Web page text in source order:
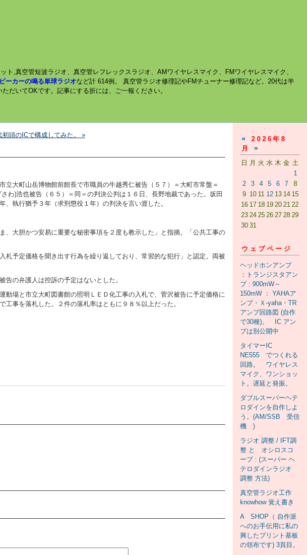
,真空管短波ラジオ、真空管レフレックスラジオ、AMワイヤレスマイク、FMワイヤレスマイク、
ーカーの鳴る単球ラジオなど計 614例。 真空管ラジオ修理記やFMチューナー修理記など。20代は半
だいてOKです。記事にする折には、ご一報ください。
初頭のICで構成してみた。 »
大町山岳博物館前館長で市職員の牛越秀仁被告（５７）＝大町市常盤＝
わ)浩也被告（６５）＝同＝の判決公判は１６日、長野地裁であった。坂田
執行猶予３年（求刑懲役１年）の判決を言い渡した。
大胆かつ安易に重要な秘密事項を２度も教示した」と指摘。「公共工事の
予定価格を聞き出す行為を繰り返しており、常習的な犯行」と認定。両被
の弁護人は控訴の予定はないとした。
場と市立大町図書館の照明ＬＥＤ化工事の入札で、菅沢被告に予定価格に
事を落札した。２件の落札率はともに９８％以上だった。
« 2026年8
月
»
日 月 火 水 木 金 土
1
2
3 4 5 6 7
8
9 10 11 12 13 14 15
16 17 18 19 20 21 22
23 24 25 26 27 28 29
30 31
ウェブページ
ヘッドホンアンプ
：トランジスタアン
プ : 900mW～
150mW ： YAHAア
ンプ・Ｘ-yaha・TR
アンプ回路図 (自作
で30種)。 IC アン
プは別公開中
タイマーIC
NE555 でつくれる
回路。 ワイヤレス
マイク、ワンショッ
ト。遅延と発振。
ダブルスーパーヘテ
ロダインを自作しよ
う。(AM/SSB 受信
機 )
ラジオ 調整 / IFT調
整 と オシロスコ
ープ : (スーパー ヘ
テロダインラジオ
調整 方法)
真空管ラジオ工作
knowhow 覚え書き
A SHOP（ 自作派
へのお手伝用に私の
興したプリント基板
の領布です) 3頁目。